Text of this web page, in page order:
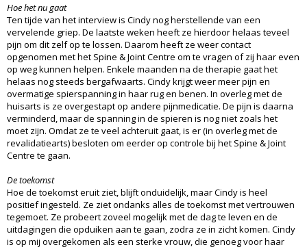
Hoe het nu gaat
Ten tijde van het interview is Cindy nog herstellende van een
vervelende griep. De laatste weken heeft ze hierdoor helaas teveel
pijn om dit zelf op te lossen. Daarom heeft ze weer contact
opgenomen met het Spine & Joint Centre om te vragen of zij haar even
op weg kunnen helpen. Enkele maanden na de therapie gaat het
helaas nog steeds bergafwaarts. Cindy krijgt weer meer pijn en
overmatige spierspanning in haar rug en benen. In overleg met de
huisarts is ze overgestapt op andere pijnmedicatie. De pijn is daarna
verminderd, maar de spanning in de spieren is nog niet zoals het
moet zijn. Omdat ze te veel achteruit gaat, is er (in overleg met de
revalidatiearts) besloten om eerder op controle bij het Spine & Joint
Centre te gaan.
De toekomst
Hoe de toekomst eruit ziet, blijft onduidelijk, maar Cindy is heel
positief ingesteld. Ze ziet ondanks alles de toekomst met vertrouwen
tegemoet. Ze probeert zoveel mogelijk met de dag te leven en de
uitdagingen die opduiken aan te gaan, zodra ze in zicht komen. Cindy
is op mij overgekomen als een sterke vrouw, die genoeg voor haar